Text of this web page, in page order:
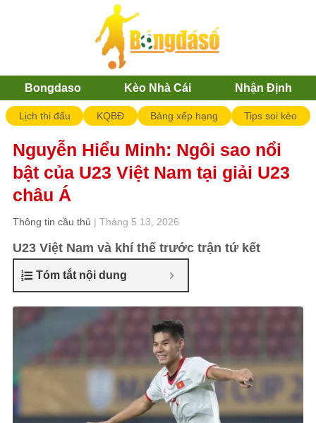
Bongdaso Kèo Nhà Cái Nhận Định
Lịch thi đấu KQBĐ Bảng xếp hạng Tips soi kèo
Nguyễn Hiểu Minh: Ngôi sao nổi
bật của U23 Việt Nam tại giải U23
châu Á
Thông tin cầu thủ | Tháng 5 13, 2026
U23 Việt Nam và khí thế trước trận tứ kết
Tóm tắt nội dung